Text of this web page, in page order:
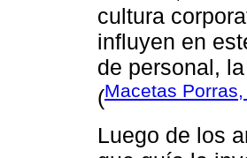
cultura
influyen en
de personal,
(Macetas
Luego de los